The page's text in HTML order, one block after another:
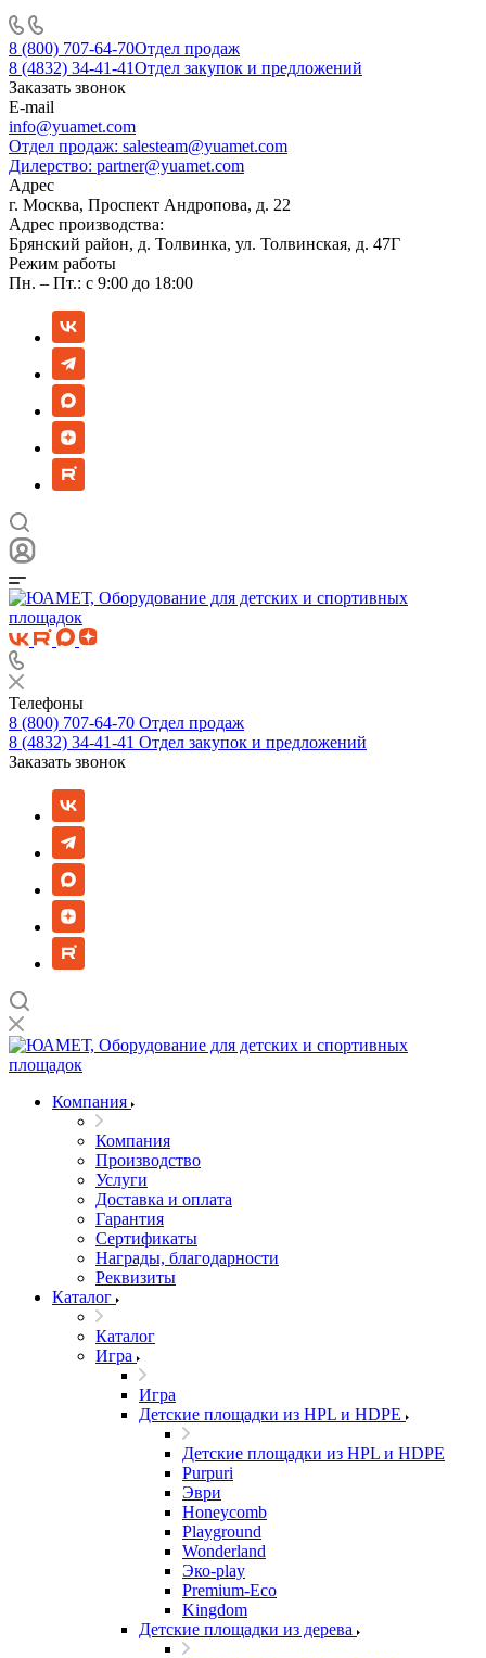
8 (800) 707-64-70Отдел продаж
8 (4832) 34-41-41Отдел закупок и предложений
Заказать звонок
E-mail
info@yuamet.com
Отдел продаж: salesteam@yuamet.com
Дилерство: partner@yuamet.com
Адрес
г. Москва, Проспект Андропова, д. 22
Адрес производства:
Брянский район, д. Толвинка, ул. Толвинская, д. 47Г
Режим работы
Пн. – Пт.: с 9:00 до 18:00
Телефоны
8 (800) 707-64-70 Отдел продаж
8 (4832) 34-41-41 Отдел закупок и предложений
Заказать звонок
Компания
Компания
Производство
Услуги
Доставка и оплата
Гарантия
Сертификаты
Награды, благодарности
Реквизиты
Каталог
Каталог
Игра
Игра
Детские площадки из HPL и HDPE
Детские площадки из HPL и HDPE
Purpuri
Эври
Honeycomb
Playground
Wonderland
Эко-play
Premium-Eco
Kingdom
Детские площадки из дерева